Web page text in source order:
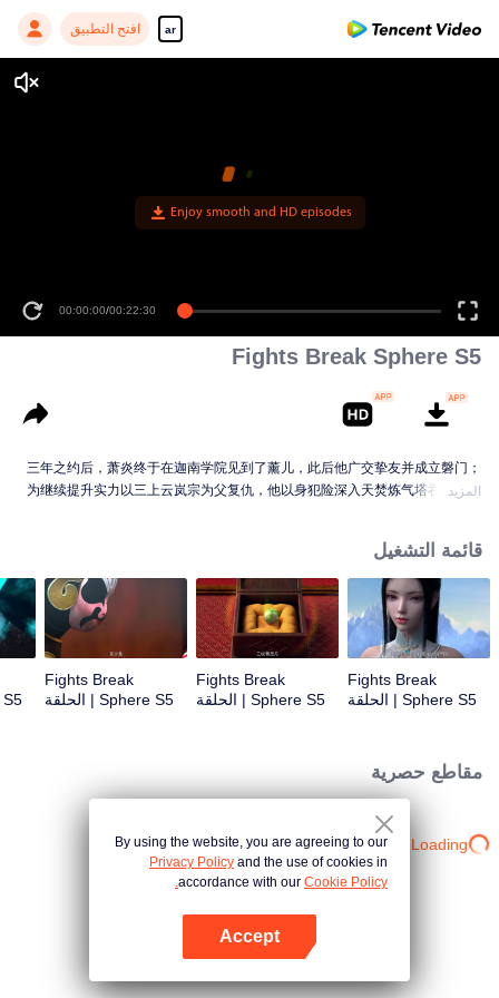
ar افتح التطبيق
Enjoy smooth and HD episodes
00:00:00/00:22:30
Fights Break Sphere S5
三年之约后，萧炎终于在迦南学院见到了薰儿，此后他广交挚友并成立磐门；
为继续提升实力以三上云岚宗为父复仇，他以身犯险深入天焚炼气塔吞噬陨落
المزيد
قائمة التشغيل
Fights Break
Sphere S5 | الحلقة
Fights Break
Sphere S5 | الحلقة
Fights Break
Sphere S5 | الحلقة
مقاطع حصرية
Loading…
By using the website, you are agreeing to our
Privacy Policy and the use of cookies in
accordance with our Cookie Policy.
Accept